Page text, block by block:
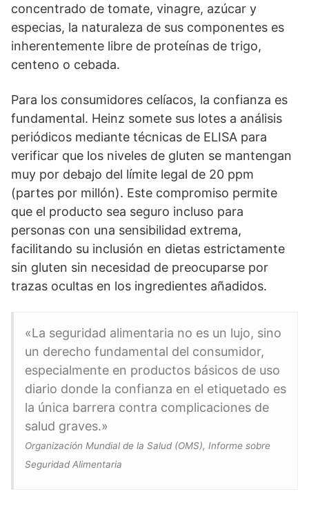
concentrado de tomate, vinagre, azúcar y
especias, la naturaleza de sus componentes es
inherentemente libre de proteínas de trigo,
centeno o cebada.
Para los consumidores celíacos, la confianza es
fundamental. Heinz somete sus lotes a análisis
periódicos mediante técnicas de ELISA para
verificar que los niveles de gluten se mantengan
muy por debajo del límite legal de 20 ppm
(partes por millón). Este compromiso permite
que el producto sea seguro incluso para
personas con una sensibilidad extrema,
facilitando su inclusión en dietas estrictamente
sin gluten sin necesidad de preocuparse por
trazas ocultas en los ingredientes añadidos.
«La seguridad alimentaria no es un lujo, sino
un derecho fundamental del consumidor,
especialmente en productos básicos de uso
diario donde la confianza en el etiquetado es
la única barrera contra complicaciones de
salud graves.»
Organización Mundial de la Salud (OMS), Informe sobre
Seguridad Alimentaria